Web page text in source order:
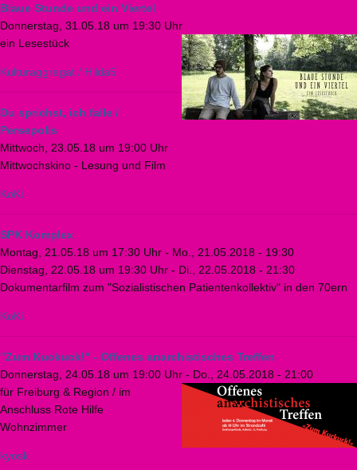
Blaue Stunde und ein Viertel
Donnerstag, 31.05.18 um 19:30 Uhr
ein Lesestück
Kulturaggregat / Hilda5
Du sprichst, ich falle /
Persepolis
Mittwoch, 23.05.18 um 19:00 Uhr
Mittwochskino - Lesung und Film
KoKi
SPK Komplex
Montag, 21.05.18 um 17:30 Uhr - Mo., 21.05.2018 - 19:30
Dienstag, 22.05.18 um 19:30 Uhr - Di., 22.05.2018 - 21:30
Dokumentarfilm zum "Sozialistischen Patientenkollektiv" in den 70ern
KoKi
"Zum Kuckuck!" - Offenes anarchistisches Treffen
Donnerstag, 24.05.18 um 19:00 Uhr - Do., 24.05.2018 - 21:00
für Freiburg & Region / im
Anschluss Rote Hilfe
Wohnzimmer
kyosk